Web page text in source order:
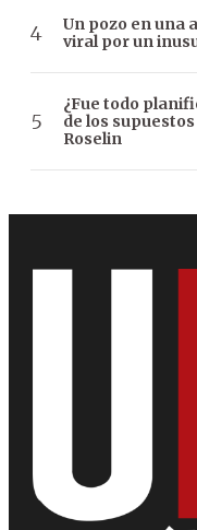
Un pozo en una
viral por un
¿Fue todo
de los
Roselin